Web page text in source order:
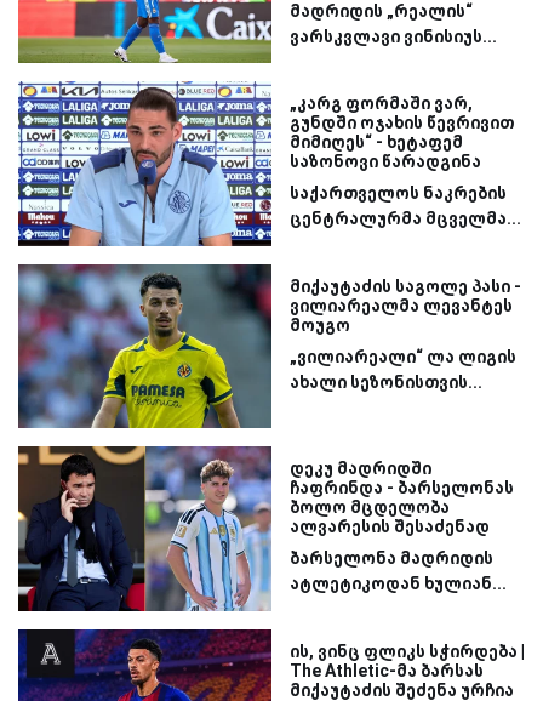
მადრიდის „რეალის“
ვარსკვლავი ვინისიუს...
„კარგ ფორმაში ვარ,
გუნდში ოჯახის წევრივით
მიმიღეს“ - ხეტაფემ
საზონოვი წარადგინა
საქართველოს ნაკრების
ცენტრალურმა მცველმა...
მიქაუტაძის საგოლე პასი -
ვილიარეალმა ლევანტეს
მოუგო
„ვილიარეალი“ ლა ლიგის
ახალი სეზონისთვის...
დეკუ მადრიდში
ჩაფრინდა - ბარსელონას
ბოლო მცდელობა
ალვარესის შესაძენად
ბარსელონა მადრიდის
ატლეტიკოდან ხულიან...
ის, ვინც ფლიკს სჭირდება |
The Athletic-მა ბარსას
მიქაუტაძის შეძენა ურჩია